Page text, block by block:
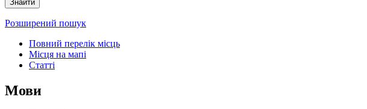
Розширений пошук
Повний перелік місць
Місця на мапі
Статті
Мови